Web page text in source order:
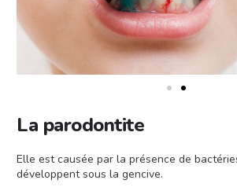
La parodontite
Elle est causée par la présence de
développent sous la gencive.